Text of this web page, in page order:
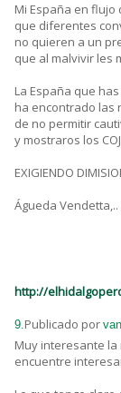
Mi España en flujo
que diferentes
no quieren a un
que al malvivir les
La España que
ha encontrado las
de no permitir
y mostraros los
EXIGIENDO
Águeda Vendetta,..
http://
9.Publicado por
Muy interesante
encuentre